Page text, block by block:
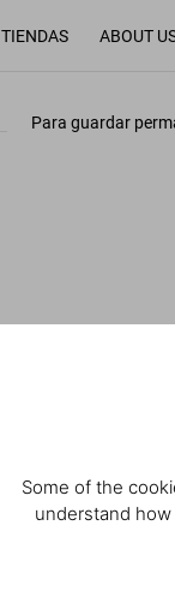
Some of the
understand
TIENDAS ABOUT
Para guardar